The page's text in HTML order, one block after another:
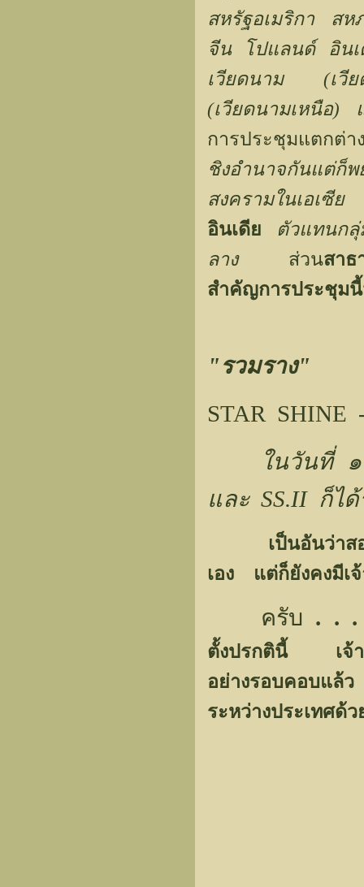
สหรัฐอเมริกา ส
จีน โปแลนด์ อิน
เวียดนาม (เวีย
(เวียดนามเหนือ)
การประชุมแตก
ชิงอำนาจกันแต่ก็
สงครามในเอเซีย
อินเดีย
ตัวแทนกลุ่
ลางส่วนสาธ
สำคัญการประชุมนี้
"รวมราง"
STAR
ในวันที่
และ SS.II ก็ไ
เป็นอันว่าส
เอง แต่ก็ยังคงมีเ
ครับ . . .
ตั้งปรกตินี้ เจ้าห
อย่างรอบคอบแล้ว
ระหว่างประเทศ